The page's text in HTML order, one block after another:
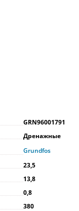
GRN96001791
Дренажные
Grundfos
23,5
13,8
0,8
380